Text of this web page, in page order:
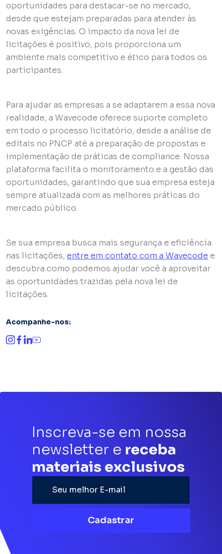
oportunidades para destacar-se no mercado,
desde que estejam preparadas para atender às
novas exigências. O impacto da nova lei de
licitações é positivo, pois proporciona um
ambiente mais competitivo e ético para todos os
participantes.
Para ajudar as empresas a se adaptarem a essa nova
realidade, a Wavecode oferece suporte completo
em todo o processo licitatório, desde a análise de
editais no PNCP até a preparação de propostas e
implementação de práticas de compliance. Nossa
plataforma facilita o monitoramento e a gestão das
oportunidades, garantindo que sua empresa esteja
sempre atualizada com as melhores práticas do
mercado público.
Se sua empresa busca mais segurança e eficiência
nas licitações, entre em contato com a Wavecode e
descubra como podemos ajudar você a aproveitar
as oportunidades trazidas pela nova lei de
licitações.
Acompanhe-nos:
Inscreva-se em nossa
newsletter e receba
materiais exclusivos